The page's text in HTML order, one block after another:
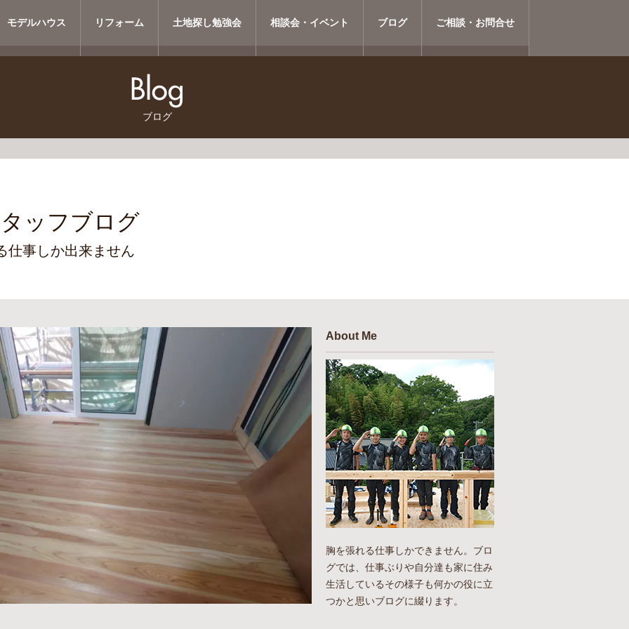
モデルハウス リフォーム 土地探し勉強会 相談会・イベント ブログ ご相談・お問合せ
ブログ
ッフブログ
仕事しか出来ません
About Me
胸を張れる仕事しかできません。ブロ
グでは、仕事ぶりや自分達も家に住み
生活しているその様子も何かの役に立
つかと思いブログに綴ります。